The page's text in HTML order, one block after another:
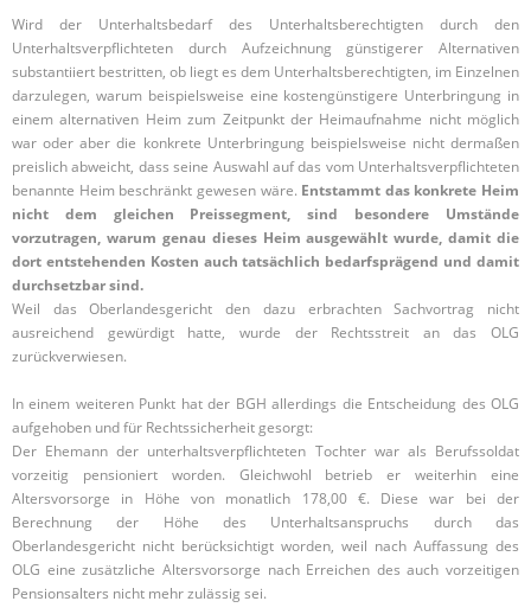
Wird der Unterhaltsbedarf des Unterhaltsberechtigten durch den
Unterhaltsverpflichteten durch Aufzeichnung günstigerer Alternativen
substantiiert bestritten, ob liegt es dem Unterhaltsberechtigten, im Einzelnen
darzulegen, warum beispielsweise eine kostengünstigere Unterbringung in
einem alternativen Heim zum Zeitpunkt der Heimaufnahme nicht möglich
war oder aber die konkrete Unterbringung beispielsweise nicht dermaßen
preislich abweicht, dass seine Auswahl auf das vom Unterhaltsverpflichteten
benannte Heim beschränkt gewesen wäre. Entstammt das konkrete Heim
nicht dem gleichen Preissegment, sind besondere Umstände
vorzutragen, warum genau dieses Heim ausgewählt wurde, damit die
dort entstehenden Kosten auch tatsächlich bedarfsprägend und damit
durchsetzbar sind.
Weil das Oberlandesgericht den dazu erbrachten Sachvortrag nicht
ausreichend gewürdigt hatte, wurde der Rechtsstreit an das OLG
zurückverwiesen.
In einem weiteren Punkt hat der BGH allerdings die Entscheidung des OLG
aufgehoben und für Rechtssicherheit gesorgt:
Der Ehemann der unterhaltsverpflichteten Tochter war als Berufssoldat
vorzeitig pensioniert worden. Gleichwohl betrieb er weiterhin eine
Altersvorsorge in Höhe von monatlich 178,00 €. Diese war bei der
Berechnung der Höhe des Unterhaltsanspruchs durch das
Oberlandesgericht nicht berücksichtigt worden, weil nach Auffassung des
OLG eine zusätzliche Altersvorsorge nach Erreichen des auch vorzeitigen
Pensionsalters nicht mehr zulässig sei.